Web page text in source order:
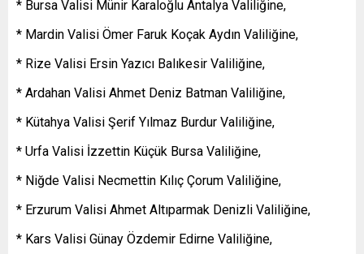
* Bursa Valisi Münir Karaloğlu Antalya Valiliğine,
* Mardin Valisi Ömer Faruk Koçak Aydın Valiliğine,
* Rize Valisi Ersin Yazıcı Balıkesir Valiliğine,
* Ardahan Valisi Ahmet Deniz Batman Valiliğine,
* Kütahya Valisi Şerif Yılmaz Burdur Valiliğine,
* Urfa Valisi İzzettin Küçük Bursa Valiliğine,
* Niğde Valisi Necmettin Kılıç Çorum Valiliğine,
* Erzurum Valisi Ahmet Altıparmak Denizli Valiliğine,
* Kars Valisi Günay Özdemir Edirne Valiliğine,